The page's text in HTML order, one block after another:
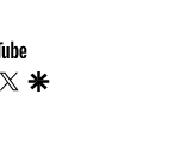
youtube-
footer
facebook
twitter